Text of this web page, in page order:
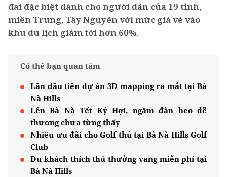
đãi đặc biệt dành cho người dân của 19 tỉnh,
miền Trung, Tây Nguyên với mức giá vé vào
khu du lịch giảm tới hơn 60%.
Có thể bạn quan tâm
Lần đầu tiên dự án 3D mapping ra mắt tại Bà
Nà Hills
Lên Bà Nà Tết Kỷ Hợi, ngắm đàn heo dễ
thương chưa từng thấy
Nhiều ưu đãi cho Golf thủ tại Bà Nà Hills Golf
Club
Du khách thích thú thưởng vang miễn phí tại
Bà Nà Hills